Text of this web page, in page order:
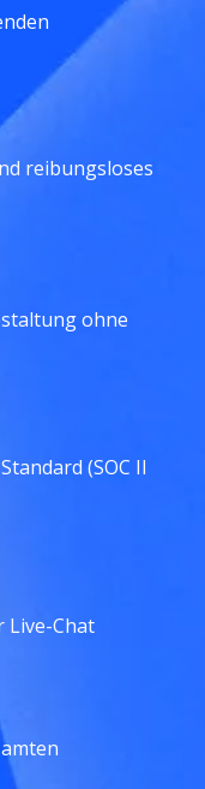
reibungsloses
ohne
(SOC II
Live-Chat